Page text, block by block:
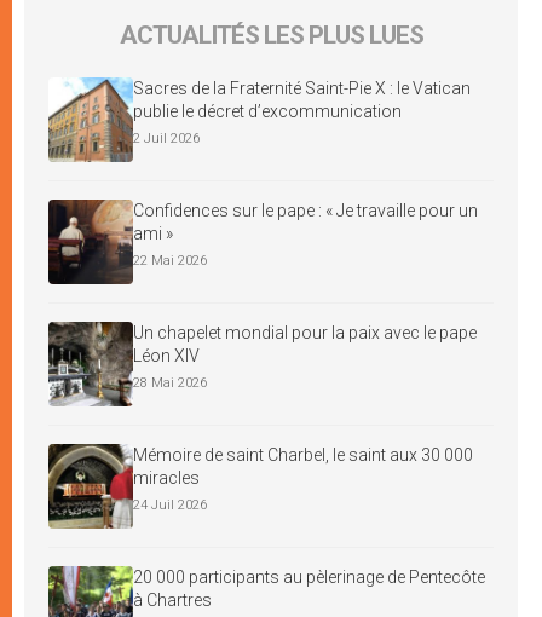
ACTUALITÉS LES PLUS LUES
Sacres de la Fraternité Saint-Pie X : le Vatican
publie le décret d’excommunication
2 Juil 2026
Confidences sur le pape : « Je travaille pour un
ami »
22 Mai 2026
Un chapelet mondial pour la paix avec le pape
Léon XIV
28 Mai 2026
Mémoire de saint Charbel, le saint aux 30 000
miracles
24 Juil 2026
20 000 participants au pèlerinage de Pentecôte
à Chartres